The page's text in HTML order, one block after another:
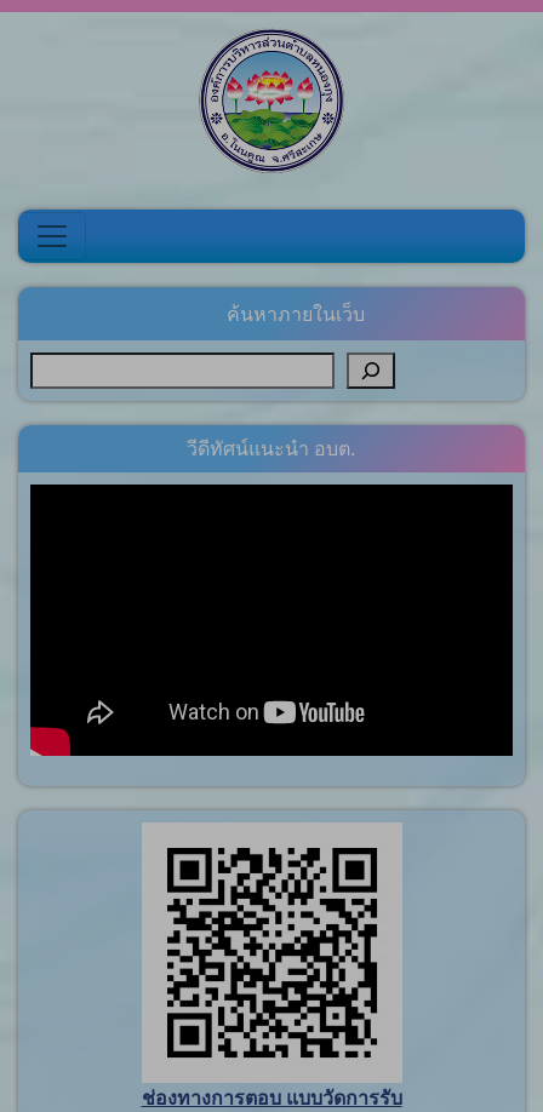
ค้นหาภายในเว็บ
วีดีทัศน์แนะนำ อบต.
ช่องทางการตอบ แบบวัดการรับ